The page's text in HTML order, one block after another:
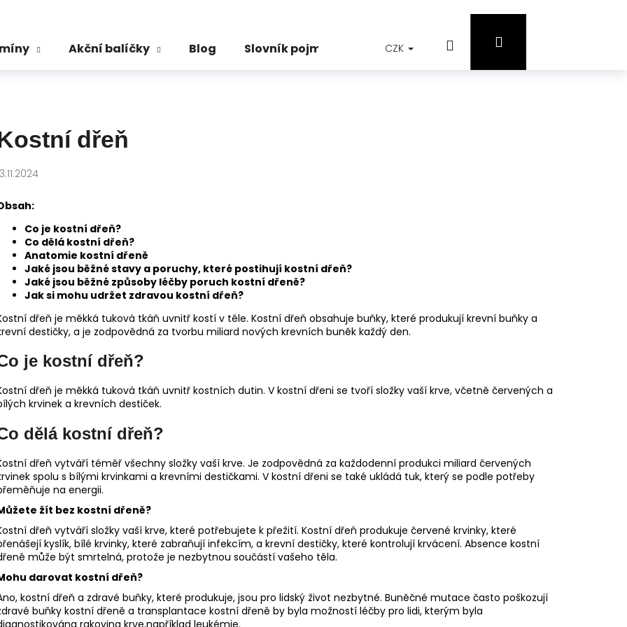
Akční balíčky Blog Slovník pojmů CZK HledatPřihlášení
dřeň
Co je kostní dřeň?
Co dělá kostní dřeň?
Anatomie kostní dřeně
Jaké jsou běžné stavy a poruchy, které postihují kostní dřeň?
Jaké jsou běžné způsoby léčby poruch kostní dřeně?
Jak si mohu udržet zdravou kostní dřeň?
dřeň je měkká tuková tkáň uvnitř kostí v těle. Kostní dřeň obsahuje buňky, které produkují krevní buňky a
destičky, a je zodpovědná za tvorbu miliard nových krevních buněk každý den.
je kostní dřeň?
dřeň je měkká tuková tkáň uvnitř kostních dutin. V kostní dřeni se tvoří složky vaší krve, včetně červených a
krvinek a krevních destiček.
dělá kostní dřeň?
dřeň vytváří téměř všechny složky vaší krve. Je zodpovědná za každodenní produkci miliard červených
spolu s bílými krvinkami a krevními destičkami. V kostní dřeni se také ukládá tuk, který se podle potřeby
na energii.
žít bez kostní dřeně?
dřeň vytváří složky vaší krve, které potřebujete k přežití. Kostní dřeň produkuje červené krvinky, které
kyslík, bílé krvinky, které zabraňují infekcím, a krevní destičky, které kontrolují krvácení. Absence kostní
může být smrtelná, protože je nezbytnou součástí vašeho těla.
darovat kostní dřeň?
kostní dřeň a zdravé buňky, které produkuje, jsou pro lidský život nezbytné. Buněčné mutace často poškozují
buňky kostní dřeně a transplantace kostní dřeně by byla možností léčby pro lidi, kterým byla
Co potřebujete najít?